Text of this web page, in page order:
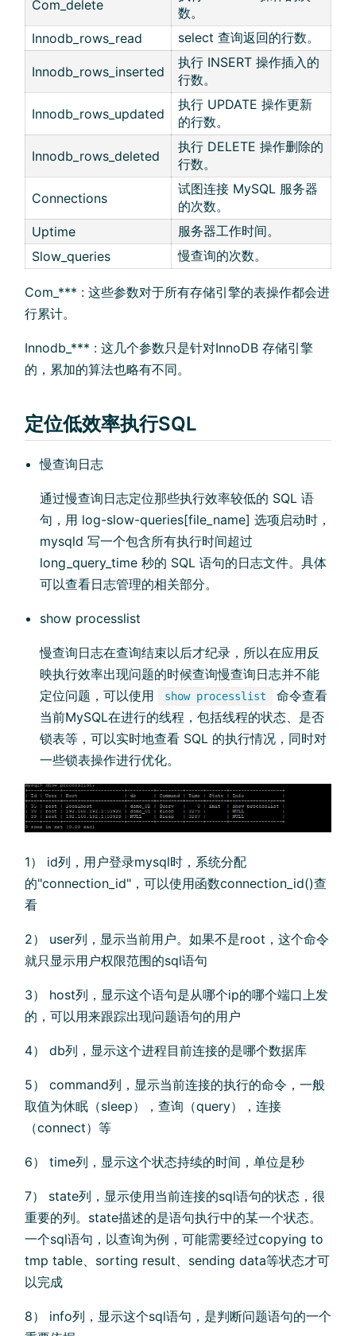
Com_delete
数。
Innodb_rows_read
select 查询返回的行数。
Innodb_rows_inserted
执行 INSERT 操作插入的
行数。
Innodb_rows_updated
执行 UPDATE 操作更新
的行数。
Innodb_rows_deleted
执行 DELETE 操作删除的
行数。
Connections
试图连接 MySQL 服务器
的次数。
Uptime
服务器工作时间。
Slow_queries
慢查询的次数。
Com_*** : 这些参数对于所有存储引擎的表操作都会进
行累计。
Innodb_*** : 这几个参数只是针对InnoDB 存储引擎
的，累加的算法也略有不同。
定位低效率执行SQL
慢查询日志
通过慢查询日志定位那些执行效率较低的 SQL 语
句，用 log-slow-queries[file_name] 选项启动时，
mysqld 写一个包含所有执行时间超过
long_query_time 秒的 SQL 语句的日志文件。具体
可以查看日志管理的相关部分。
show processlist
慢查询日志在查询结束以后才纪录，所以在应用反
映执行效率出现问题的时候查询慢查询日志并不能
定位问题，可以使用
show processlist
命令查看
当前MySQL在进行的线程，包括线程的状态、是否
锁表等，可以实时地查看 SQL 的执行情况，同时对
一些锁表操作进行优化。
1） id列，用户登录mysql时，系统分配
的"connection_id"，可以使用函数connection_id()查
看
2） user列，显示当前用户。如果不是root，这个命令
就只显示用户权限范围的sql语句
3） host列，显示这个语句是从哪个ip的哪个端口上发
的，可以用来跟踪出现问题语句的用户
4） db列，显示这个进程目前连接的是哪个数据库
5） command列，显示当前连接的执行的命令，一般
取值为休眠（sleep），查询（query），连接
（connect）等
6） time列，显示这个状态持续的时间，单位是秒
7） state列，显示使用当前连接的sql语句的状态，很
重要的列。state描述的是语句执行中的某一个状态。
一个sql语句，以查询为例，可能需要经过copying to
tmp table、sorting result、sending data等状态才可
以完成
8） info列，显示这个sql语句，是判断问题语句的一个